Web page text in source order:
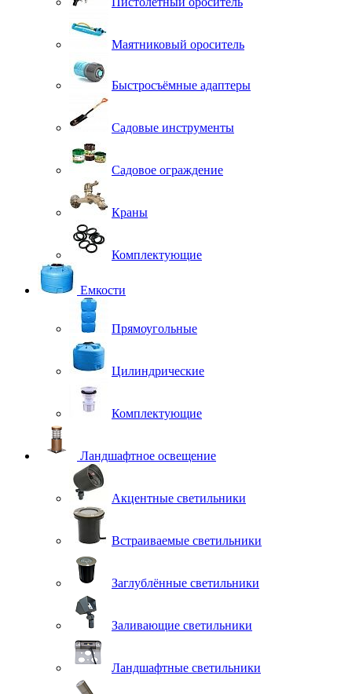
Маятниковый ороситель
Быстросъёмные адаптеры
Садовые инструменты
Садовое ограждение
Краны
Комплектующие
Емкости
Прямоугольные
Цилиндрические
Комплектующие
Ландшафтное освещение
Акцентные светильники
Встраиваемые светильники
Заглублённые светильники
Заливающие светильники
Ландшафтные светильники